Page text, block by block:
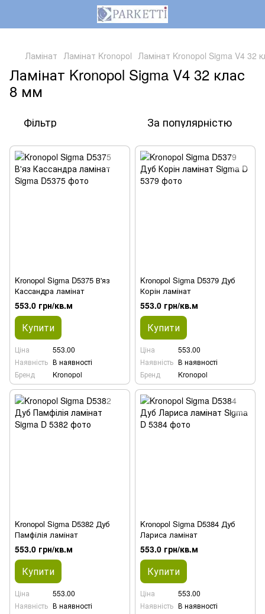
Ламінат Ламінат Kronopol Ламінат Kronopol Sigma V4 32
Ламінат Kronopol Sigma V4 32 клас
8 мм
Фільтр За популярністю
Kronopol Sigma D5375 В'яз
Кассандра ламінат
553.0 грн/кв.м
Купити
Ціна
553.00
Наявність В наявності
Бренд
Kronopol
Kronopol Sigma D5379 Дуб
Корін ламінат
553.0 грн/кв.м
Купити
Ціна
553.00
Наявність В наявності
Бренд
Kronopol
Kronopol Sigma D5382 Дуб
Памфілія ламінат
553.0 грн/кв.м
Купити
Ціна
553.00
Наявність В наявності
Kronopol Sigma D5384 Дуб
Лариса ламінат
553.0 грн/кв.м
Купити
Ціна
553.00
Наявність В наявності